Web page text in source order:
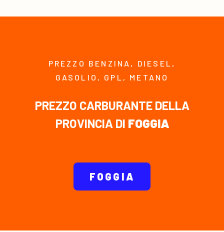
PREZZO BENZINA, DIESEL,
GASOLIO, GPL, METANO
PREZZO CARBURANTE DELLA
PROVINCIA DI FOGGIA
FOGGIA